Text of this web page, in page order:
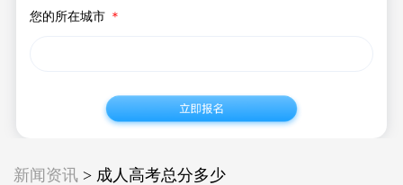
您的所在城市 ＊
新闻资讯 > 成人高考总分多少